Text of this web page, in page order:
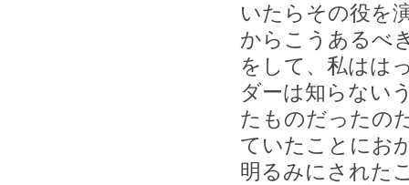
いたらその役を
からこうあるべ
をして、私はは
ダーは知らない
たものだったの
ていたことにお
明るみにされた